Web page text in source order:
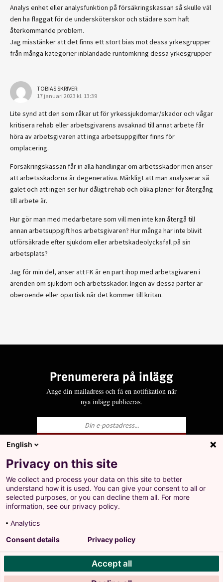
Analys enhet eller analysfunktion på försäkringskassan så skulle väl
den ha flaggat för de undersköterskor och städare som haft
återkommande problem.
Jag misstänker att det finns ett stort bias mot dessa yrkesgrupper
från många kategorier inblandade runtomkring dessa yrkesgrupper
TOBIASSKRIVER:
17 januari 2023 kl. 13:39
Lite synd att den som råkar ut för yrkessjukdomar/skador och vågar
kritisera rehab eller arbetsgivarens avsaknad till annat arbete får
höra av arbetsgivaren att inga arbetsuppgifter finns för
omplacering.
Försäkringskassan får in alla handlingar om arbetsskador men anser
att arbetsskadorna är degenerativa. Märkligt att man analyserar så
galet och att ingen ser hur dåligt rehab och olika planer för återgång
till arbete är.
Hur gör man med medarbetare som vill men inte kan återgå till
annan arbetsuppgift hos arbetsgivaren? Hur många har inte blivit
utförsäkrade efter sjukdom eller arbetskadeolycksfall på sin
arbetsplats?
Jag för min del, anser att FK är en part ihop med arbetsgivaren i
ärenden om sjukdom och arbetsskador. Ingen av dessa parter är
oberoende eller opartisk när det kommer till kritan.
Prenumerera på inlägg
Ange din mailadress och få en notifikation när
nya inlägg publiceras.
Ja, jag godkänner att LO behandlar mina
personuppgifter i enlighet med Integritets- och
personuppgiftspolicyn för LO.se.
Landsorganisationen i Sverige
Barnhusgatan 18 • 105 53 Stockholm
Tel: 08-796 25 00
Org.nr: 802001-9769
+
Prenumerera på inlägg
Ange din mailadress och få en notifikation när nya
Ja, jag godkänner att LO behandlar mina personuppgifter
English
Privacy on this site
We collect and process your data on this site to better
understand how it is used. You can give your consent to all or
selected purposes, or you can decline them all. For more
information, see our privacy policy.
Analytics
Accept all
Consent details Privacy policy